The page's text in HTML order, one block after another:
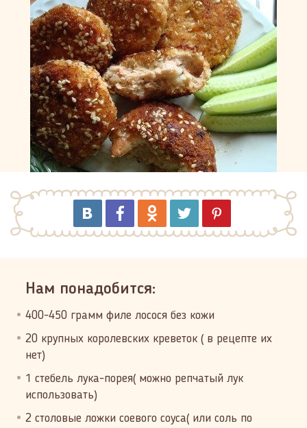
Нам понадобится:
400-450 грамм филе лосося без кожи
20 крупных королевских креветок ( в рецепте их
нет)
1 стебель лука-порея( можно репчатый лук
использовать)
2 столовые ложки соевого соуса( или соль по